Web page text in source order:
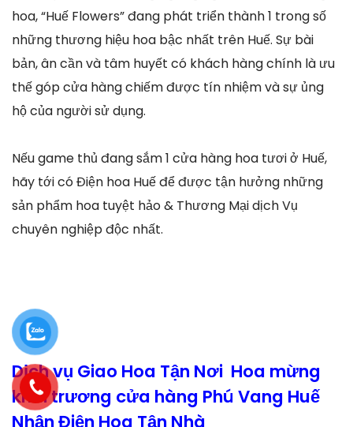
hoa, “Huế Flowers” đang phát triển thành 1 trong số
những thương hiệu hoa bậc nhất trên Huế. Sự bài
bản, ân cần và tâm huyết có khách hàng chính là ưu
thế góp cửa hàng chiếm được tín nhiệm và sự ủng
hộ của người sử dụng.
Nếu game thủ đang sắm 1 cửa hàng hoa tươi ở Huế,
hãy tới có Điện hoa Huế để được tận hưởng những
sản phẩm hoa tuyệt hảo & Thương Mại dịch Vụ
chuyên nghiệp độc nhất.
Dịch vụ Giao Hoa Tận Nơi Hoa mừng
khai trương cửa hàng Phú Vang Huế